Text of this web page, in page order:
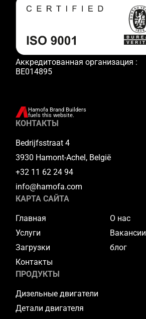
Аккредитованная организация :
BE014895
Hamofa Brand Builders
fuels this website.
КОНТАКТЫ
Bedrijfsstraat 4
3930 Hamont-Achel, België
+32 11 62 24 94
info@hamofa.com
КАРТА САЙТА
Главная
О нас
Услуги
Вакансии
Загрузки
блог
Контакты
ПРОДУКТЫ
Дизельные двигатели
Детали двигателя